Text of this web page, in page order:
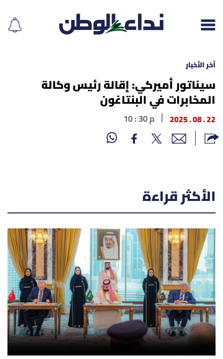
إقرأ الجريدة
لبنان
الغلاف
محليات
أسرار
متفرقات
نداء القرّاء
خاص الموقع
كتّابنا
آخر الأخبار
سيناتور أميركي: إقالة رئيس وكالة
المخابرات في البنتاغون
22 . 08 . 2025 10 : 30 م
الأكثر قراءة